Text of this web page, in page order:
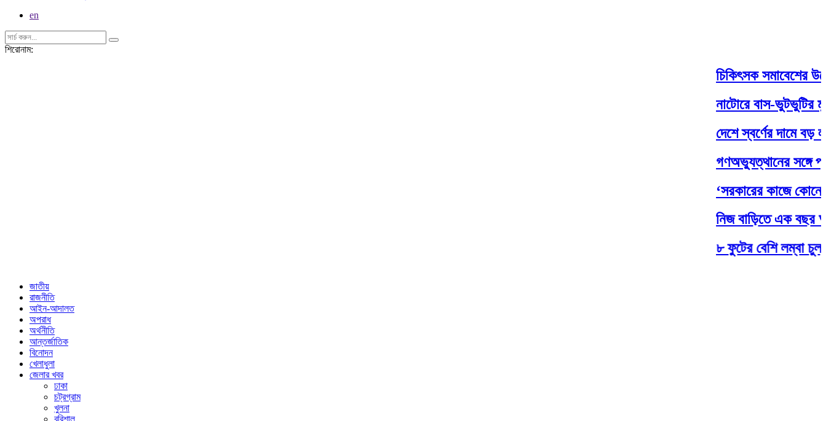
en
শিরোনাম:
চিকিৎসক সমাবেশের
নাটোরে বাস-ভুটভুটির
দেশে স্বর্ণের দামে বড় লাফ
গণঅভ্যুত্থানের সঙ্গে
‘সরকারের কাজে কোনো
নিজ বাড়িতে এক বছর
৮ ফুটের বেশি লম্বা চুল,
জাতীয়
রাজনীতি
আইন-আদালত
অপরাধ
অর্থনীতি
আন্তর্জাতিক
বিনোদন
খেলাধুলা
জেলার খবর
ঢাকা
চট্রগ্রাম
খুলনা